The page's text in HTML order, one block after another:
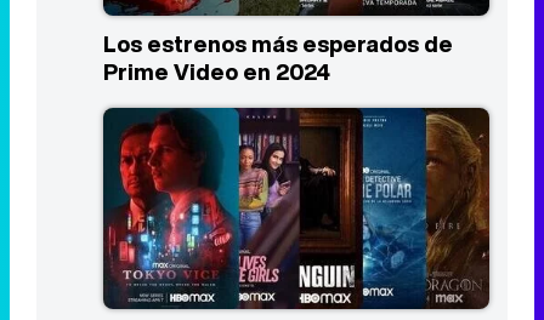
Los estrenos más esperados de
Prime Video en 2024